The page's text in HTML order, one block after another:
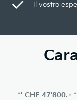
Il vostro
** CHF 47'800.–